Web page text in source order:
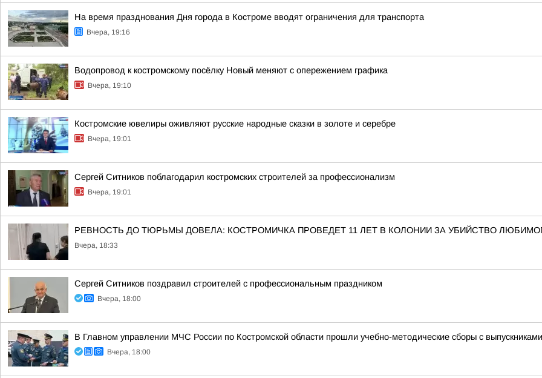
На время празднования Дня города в Костроме вводят ограничения для транспорта
Вчера, 19:16
Водопровод к костромскому посёлку Новый меняют с опережением графика
Вчера, 19:10
Костромские ювелиры оживляют русские народные сказки в золоте и серебре
Вчера, 19:01
Сергей Ситников поблагодарил костромских строителей за профессионализм
Вчера, 19:01
РЕВНОСТЬ ДО ТЮРЬМЫ ДОВЕЛА: КОСТРОМИЧКА ПРОВЕДЕТ 11 ЛЕТ В КОЛОНИИ ЗА УБИЙСТВО
Вчера, 18:33
Сергей Ситников поздравил строителей с профессиональным праздником
Вчера, 18:00
В Главном управлении МЧС России по Костромской области прошли учебно-методические сборы с
Вчера, 18:00